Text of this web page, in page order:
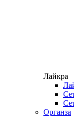
Лайкра
Органза